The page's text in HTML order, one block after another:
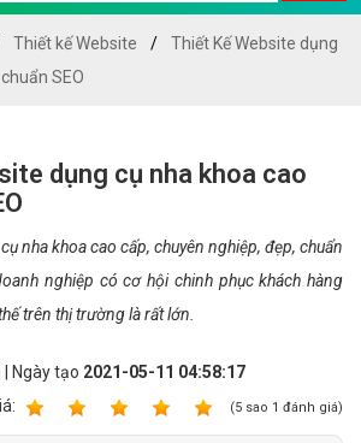
Thiết kế Website
Thiết Kế Website dụng
SEO
dụng cụ nha khoa cao
nha khoa cao cấp, chuyên nghiệp, đẹp, chuẩn
nghiệp có cơ hội chinh phục khách hàng
trên thị trường là rất lớn.
Ngày tạo 2021-05-11 04:58:17
(5 sao 1 đánh giá)